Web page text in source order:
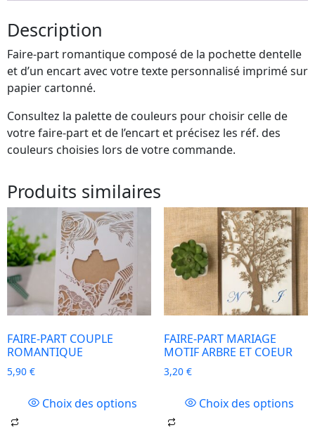
Description
Faire-part romantique composé de la pochette dentelle
et d’un encart avec votre texte personnalisé imprimé sur
papier cartonné.
Consultez la palette de couleurs pour choisir celle de
votre faire-part et de l’encart et précisez les réf. des
couleurs choisies lors de votre commande.
Produits similaires
FAIRE-PART COUPLE
ROMANTIQUE
5,90 €
Choix des options
FAIRE-PART MARIAGE
MOTIF ARBRE ET COEUR
3,20 €
Choix des options